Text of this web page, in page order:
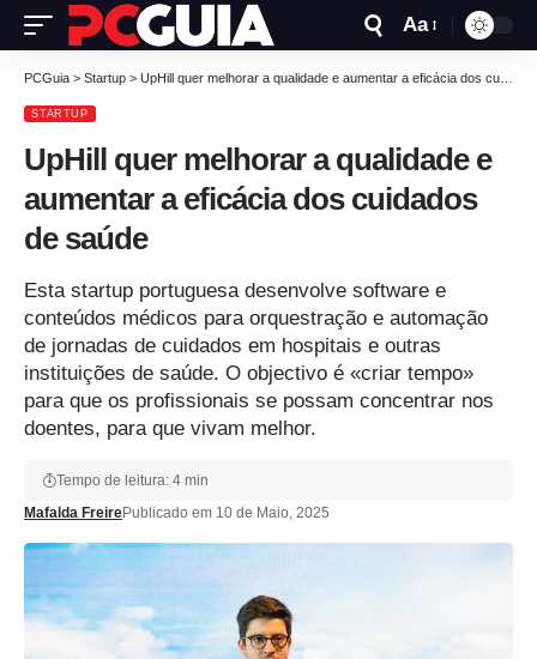
Aa
PCGuia > Startup > UpHill quer melhorar a qualidade e aumentar a eficácia dos cuidados de saúde
STARTUP
UpHill quer melhorar a qualidade e
aumentar a eficácia dos cuidados
de saúde
Esta startup portuguesa desenvolve software e
conteúdos médicos para orquestração e automação
de jornadas de cuidados em hospitais e outras
instituições de saúde. O objectivo é «criar tempo»
para que os profissionais se possam concentrar nos
doentes, para que vivam melhor.
Mafalda FreirePublicado em 10 de Maio, 2025
Tempo de leitura: 4 min